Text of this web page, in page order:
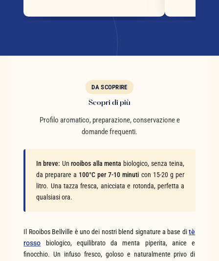
DA SCOPRIRE
Scopri di più
Profilo aromatico, preparazione, conservazione e
domande frequenti.
In breve: Unrooibos alla menta biologico, senza teina,
da preparare a 100°C per 7-10 minuti con 15-20 g per
litro. Una tazza fresca, anicciata e rotonda, perfetta a
qualsiasi ora.
Il Rooibos Bellville è uno dei nostri blend signature a base ditè
rosso biologico, equilibrato da menta piperita, anice e
finocchio. Un infuso fresco, goloso e naturalmente privo di